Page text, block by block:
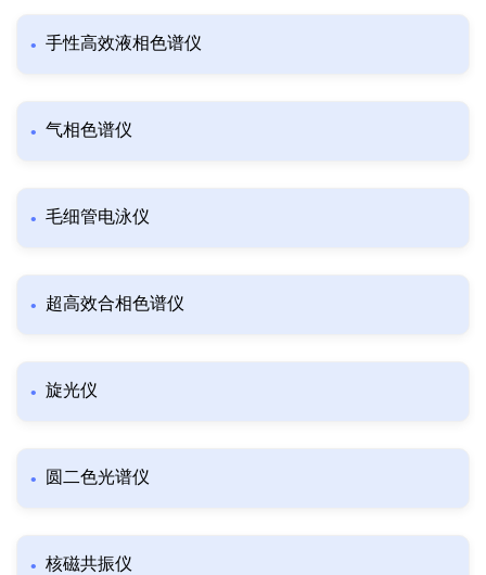
手性高效液相色谱仪
气相色谱仪
毛细管电泳仪
超高效合相色谱仪
旋光仪
圆二色光谱仪
核磁共振仪